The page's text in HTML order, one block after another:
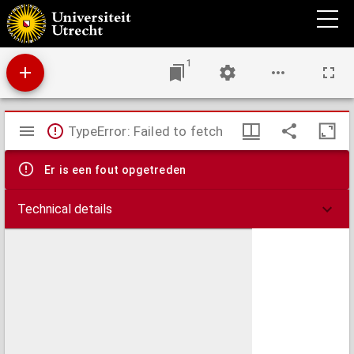
Su[m]ma de casib[us]
1
Mirador
viewer
TypeError: Failed to fetch
Er is een fout opgetreden
Technical details